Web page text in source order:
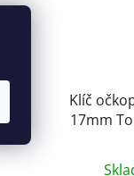
Klíč
17mm